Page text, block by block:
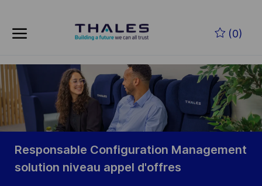
(0)
-
Responsable Configuration Management
solution niveau appel d'offres